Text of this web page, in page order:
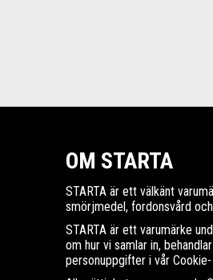
OM STARTA
STARTA är ett välkänt
smörjmedel, fordonsvård
STARTA är ett varumärke
om hur vi samlar in,
personuppgifter i vår